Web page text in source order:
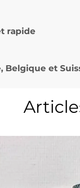
rapide
Belgique et